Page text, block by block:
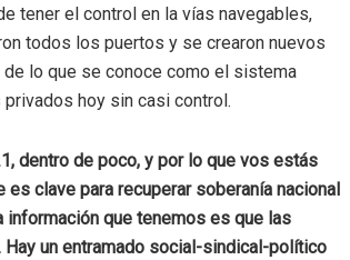
tener el control en la vías navegables,
todos los puertos y se crearon nuevos
lo que se conoce como el sistema
hoy sin casi control.
dentro de poco, y por lo que vos estás
clave para recuperar soberanía nacional
que tenemos es que las
un entramado social-sindical-político